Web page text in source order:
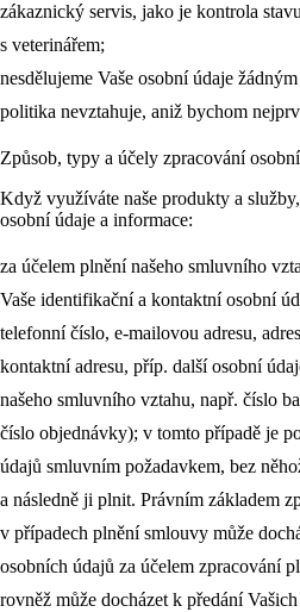
zákaznický servis, jako je kontrola
s veterinářem;
nesdělujeme Vaše osobní údaje
politika nevztahuje, aniž bychom
Způsob, typy a účely zpracování
Když využíváte naše produkty a
osobní údaje a informace:
za účelem plnění našeho smluvního
Vaše identifikační a kontaktní osobní
telefonní číslo, e-mailovou adresu,
kontaktní adresu, příp. další osobní
našeho smluvního vztahu, např. číslo
číslo objednávky); v tomto případě je
údajů smluvním požadavkem, bez
a následně ji plnit. Právním základem
v případech plnění smlouvy může
osobních údajů za účelem zpracování
rovněž může docházet k předání